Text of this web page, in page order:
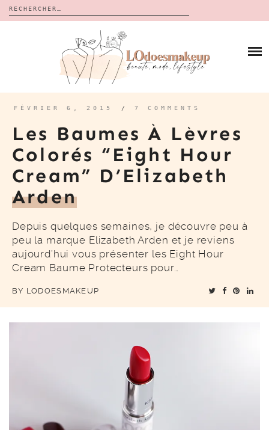
Rechercher :
CALENDRIERS DE L’AVENT
BON PLAN
À PROPOS
CONTACT
FÉVRIER 6, 2015 / 7 COMMENTS
Les Baumes À Lèvres
Colorés “Eight Hour
Cream” D’Elizabeth
Arden
Depuis quelques semaines, je découvre peu à
peu la marque Elizabeth Arden et je reviens
aujourd’hui vous présenter les Eight Hour
Cream Baume Protecteurs pour…
BY LODOESMAKEUP